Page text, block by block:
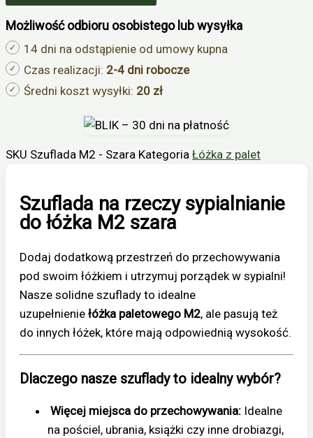
Możliwość odbioru osobistego lub wysyłka
14 dni na odstąpienie od umowy kupna
Czas realizacji: 2-4 dni robocze
Średni koszt wysyłki: 20 zł
SKU Szuflada M2 - Szara Kategoria Łóżka z palet
Szuflada na rzeczy sypialnianie
do łóżka M2 szara
Dodaj dodatkową przestrzeń do przechowywania
pod swoim łóżkiem i utrzymuj porządek w sypialni!
Nasze solidne szuflady to idealne
uzupełnienie łóżka paletowego M2, ale pasują też
do innych łóżek, które mają odpowiednią wysokość.
Dlaczego nasze szuflady to idealny wybór?
Więcej miejsca do przechowywania: Idealne
na pościel, ubrania, książki czy inne drobiazgi,